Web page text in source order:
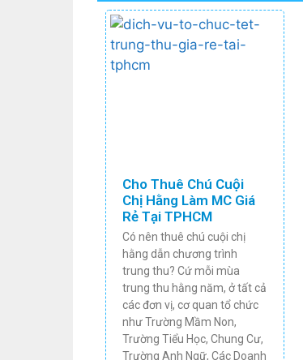
Cho Thuê Chú Cuội
Chị Hằng Làm MC Giá
Rẻ Tại TPHCM
Có nên thuê chú cuội chị
hằng dẫn chương trình
trung thu? Cứ mỗi mùa
trung thu hằng năm, ở tất cả
các đơn vị, cơ quan tổ chức
như Trường Mầm Non,
Trường Tiểu Học, Chung Cư,
Trường Anh Ngữ, Các Doanh